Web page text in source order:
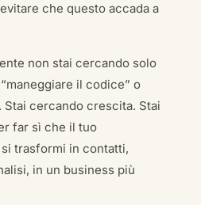
che questo accada a
non stai cercando solo
il codice” o
cercando crescita. Stai
far sì che il tuo
trasformi in contatti,
in un business più